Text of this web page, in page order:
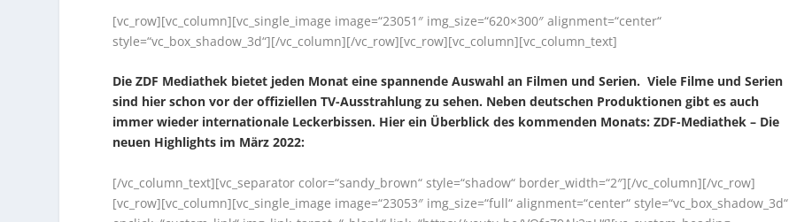
[vc_row][vc_column][vc_single_image image=“23051″ img_size=“620×300″ alignment=“center“
style=“vc_box_shadow_3d“][/vc_column][/vc_row][vc_row][vc_column][vc_column_text]
Die ZDF Mediathek bietet jeden Monat eine spannende Auswahl an Filmen und Serien. Viele Filme und Serien
sind hier schon vor der offiziellen TV-Ausstrahlung zu sehen. Neben deutschen Produktionen gibt es auch
immer wieder internationale Leckerbissen. Hier ein Überblick des kommenden Monats: ZDF-Mediathek – Die
neuen Highlights im März 2022:
[/vc_column_text][vc_separator color=“sandy_brown“ style=“shadow“ border_width=“2″][/vc_column][/vc_row]
[vc_row][vc_column][vc_single_image image=“23053″ img_size=“full“ alignment=“center“ style=“vc_box_shadow_3d“